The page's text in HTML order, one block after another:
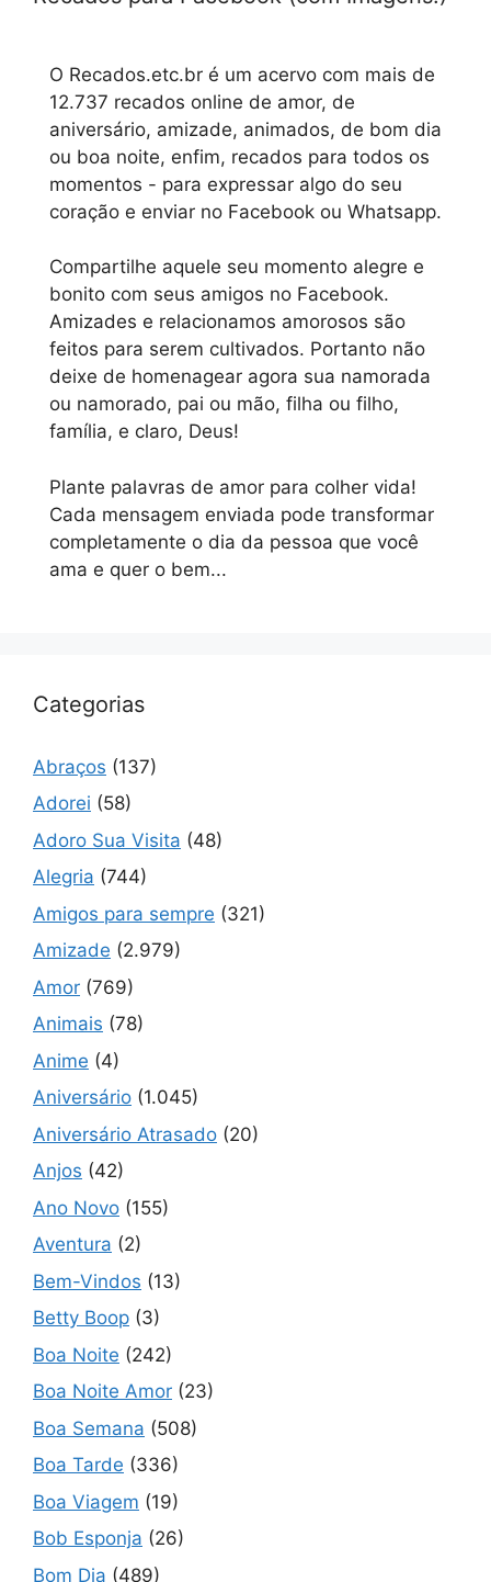
O Recados.etc.br é um acervo com mais de
12.737 recados online de amor, de
aniversário, amizade, animados, de bom dia
ou boa noite, enfim, recados para todos os
momentos - para expressar algo do seu
coração e enviar no Facebook ou Whatsapp.
Compartilhe aquele seu momento alegre e
bonito com seus amigos no Facebook.
Amizades e relacionamos amorosos são
feitos para serem cultivados. Portanto não
deixe de homenagear agora sua namorada
ou namorado, pai ou mão, filha ou filho,
família, e claro, Deus!
Plante palavras de amor para colher vida!
Cada mensagem enviada pode transformar
completamente o dia da pessoa que você
ama e quer o bem...
Categorias
Abraços (137)
Adorei (58)
Adoro Sua Visita (48)
Alegria (744)
Amigos para sempre (321)
Amizade (2.979)
Amor (769)
Animais (78)
Anime (4)
Aniversário (1.045)
Aniversário Atrasado (20)
Anjos (42)
Ano Novo (155)
Aventura (2)
Bem-Vindos (13)
Betty Boop (3)
Boa Noite (242)
Boa Noite Amor (23)
Boa Semana (508)
Boa Tarde (336)
Boa Viagem (19)
Bob Esponja (26)
Bom Dia (489)